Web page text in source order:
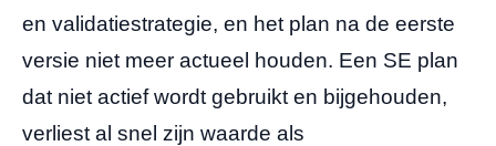
en validatiestrategie, en het plan na de eerste
versie niet meer actueel houden. Een SE plan
dat niet actief wordt gebruikt en bijgehouden,
verliest al snel zijn waarde als